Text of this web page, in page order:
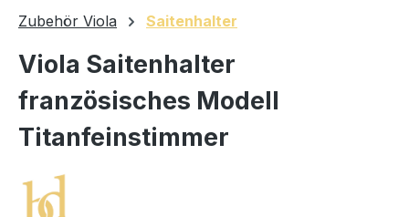
Zubehör Viola Saitenhalter
Viola Saitenhalter
französisches Modell
Titanfeinstimmer